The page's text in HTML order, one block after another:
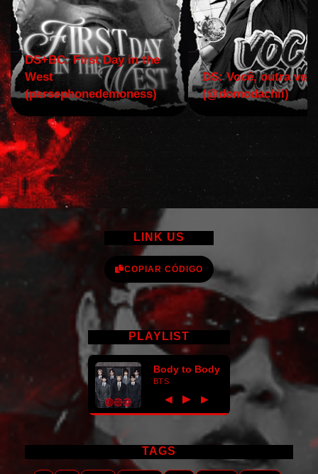
DS+BC: First Day in the
West
(persephonedemoness)
DS: Você, outra vez!
(@domodachii)
LINK US
COPIAR CÓDIGO
PLAYLIST
Body to Body
BTS
◀ ► ▶
TAGS